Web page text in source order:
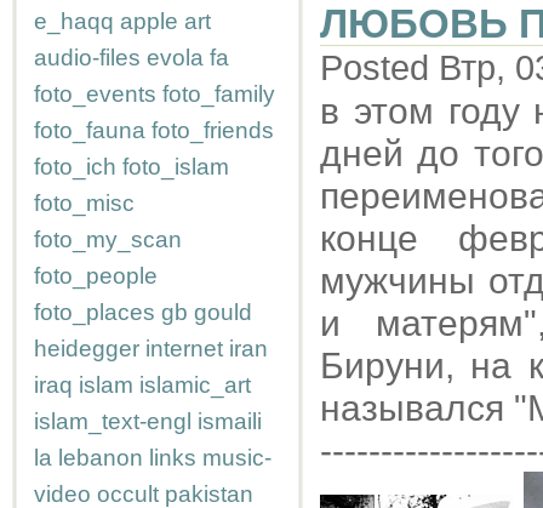
e_haqq apple art
audio-files evola fa
foto_events foto_family
foto_fauna foto_friends
foto_ich foto_islam
foto_misc
foto_my_scan
foto_people
foto_places gb gould
heidegger internet iran
iraq islam islamic_art
islam_text-engl ismaili
la lebanon links music-
video occult pakistan
ЛЮБОВЬ
Posted Втр,
в этом
дней до
конце
мужчины
и
Бируни, на
назывался